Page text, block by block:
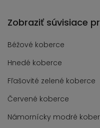
Zobraziť súvisiace
Béžové koberce
Hnedé koberce
Fľašovité zelené koberce
Červené koberce
Námornícky modré